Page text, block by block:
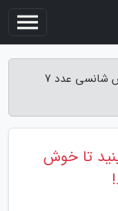
این 7 جاذبه کلن آلمان را ببینید تا خوش شانسی عدد 7
تا خوش